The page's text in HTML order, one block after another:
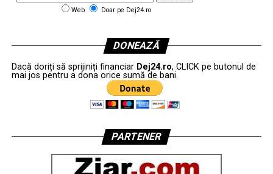
Web Doar pe Dej24.ro
DONEAZĂ
Dacă doriți să sprijiniți financiar Dej24.ro, CLICK pe butonul de
mai jos pentru a dona orice sumă de bani.
PARTENER